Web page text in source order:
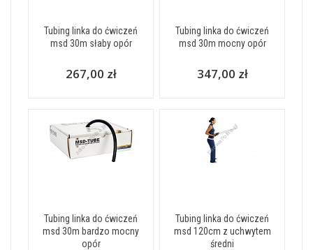
Tubing linka do ćwiczeń
msd 30m słaby opór
267,00 zł
Tubing linka do ćwiczeń
msd 30m mocny opór
347,00 zł
Tubing linka do ćwiczeń
msd 30m bardzo mocny
opór
Tubing linka do ćwiczeń
msd 120cm z uchwytem
średni